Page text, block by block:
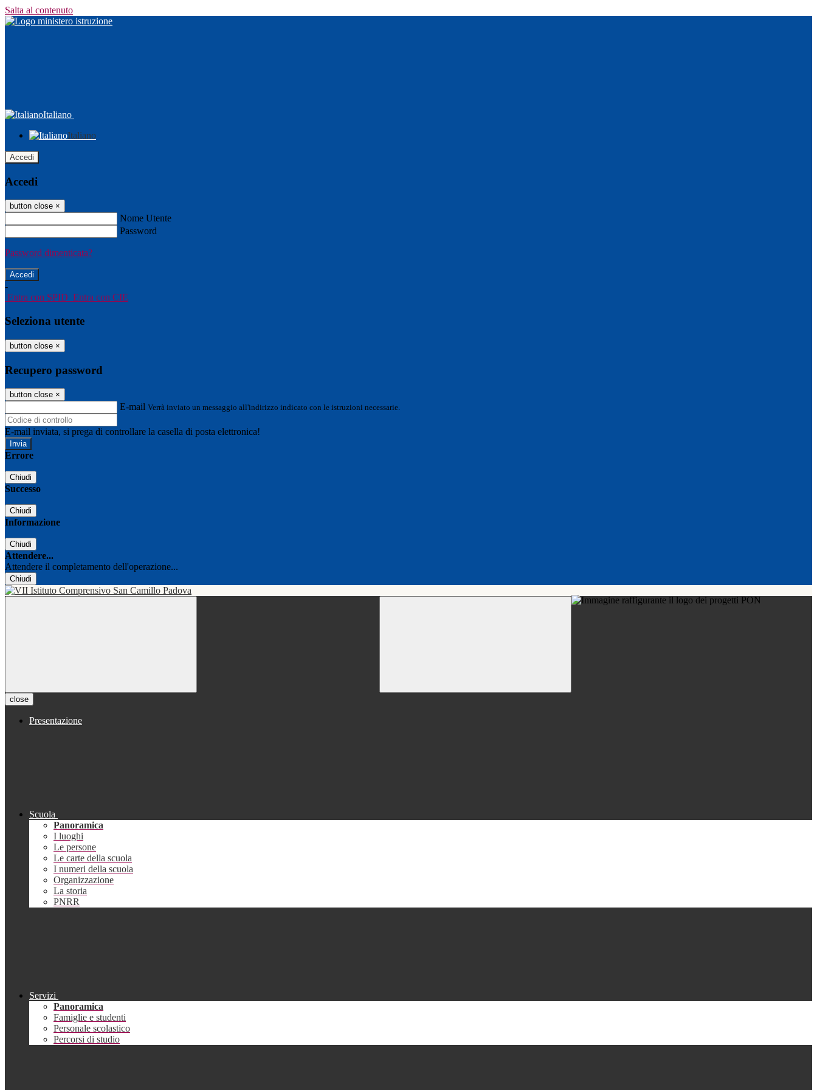
Salta al contenuto
Italiano
Italiano
Accedi
Accedi
button close ×
Nome Utente
Password
Password dimenticata?
-
Entra con SPID Entra con CIE
Seleziona utente
button close ×
Recupero password
button close ×
E-mail Verrà inviato un messaggio all'indirizzo indicato con le istruzioni necessarie.
E-mail inviata, si prega di controllare la casella di posta elettronica!
Errore
Chiudi
Successo
Chiudi
Informazione
Chiudi
Attendere...
Attendere il completamento dell'operazione...
Chiudi
close
Presentazione
Scuola
Panoramica
I luoghi
Le persone
Le carte della scuola
I numeri della scuola
Organizzazione
La storia
PNRR
Servizi
Panoramica
Famiglie e studenti
Personale scolastico
Percorsi di studio